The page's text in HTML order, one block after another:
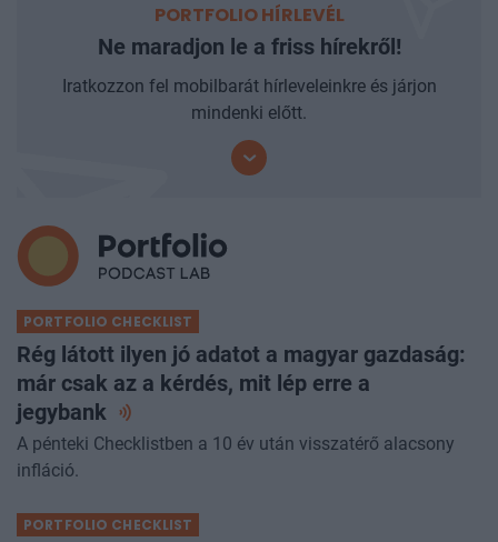
PORTFOLIO HÍRLEVÉL
Ne maradjon le a friss hírekről!
Iratkozzon fel mobilbarát hírleveleinkre és járjon
mindenki előtt.
PORTFOLIO CHECKLIST
Rég látott ilyen jó adatot a magyar gazdaság:
már csak az a kérdés, mit lép erre a
jegybank
A pénteki Checklistben a 10 év után visszatérő alacsony
infláció.
PORTFOLIO CHECKLIST